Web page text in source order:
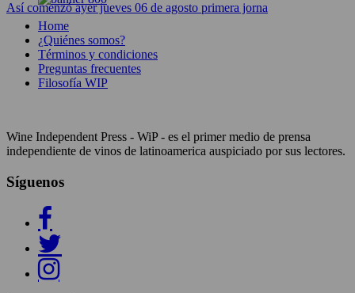
Así comenzó ayer jueves 06 de agosto primera jorna
Home
¿Quiénes somos?
Términos y condiciones
Preguntas frecuentes
Filosofía WIP
Wine Independent Press - WiP - es el primer medio de prensa
independiente de vinos de latinoamerica auspiciado por sus lectores.
Síguenos